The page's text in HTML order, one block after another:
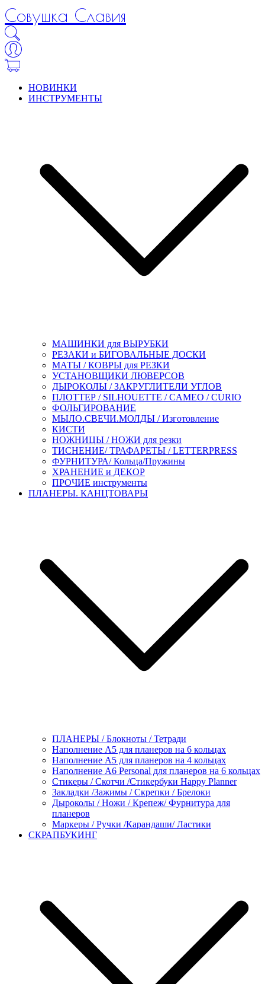
Совушка Славия
НОВИНКИ
ИНСТРУМЕНТЫ
МАШИНКИ для ВЫРУБКИ
РЕЗАКИ и БИГОВАЛЬНЫЕ ДОСКИ
МАТЫ / КОВРЫ для РЕЗКИ
УСТАНОВЩИКИ ЛЮВЕРСОВ
ДЫРОКОЛЫ / ЗАКРУГЛИТЕЛИ УГЛОВ
ПЛОТТЕР / SILHOUETTE / CAMEO / CURIO
ФОЛЬГИРОВАНИЕ
МЫЛО.СВЕЧИ.МОЛДЫ / Изготовление
КИСТИ
НОЖНИЦЫ / НОЖИ для резки
ТИСНЕНИЕ/ ТРАФАРЕТЫ / LETTERPRESS
ФУРНИТУРА/ Кольца/Пружины
ХРАНЕНИЕ и ДЕКОР
ПРОЧИЕ инструменты
ПЛАНЕРЫ. КАНЦТОВАРЫ
ПЛАНЕРЫ / Блокноты / Тетради
Наполнение А5 для планеров на 6 кольцах
Наполнение А5 для планеров на 4 кольцах
Наполнение А6 Personal для планеров на 6 кольцах
Стикеры / Скотчи /Стикербуки Happy Planner
Закладки /Зажимы / Скрепки / Брелоки
Дыроколы / Ножи / Крепеж/ Фурнитура для
планеров
Маркеры / Ручки /Карандаши/ Ластики
СКРАПБУКИНГ